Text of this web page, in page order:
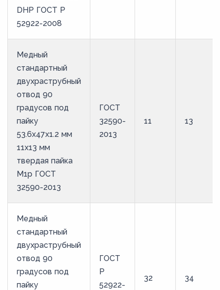
DHP ГОСТ Р
52922-2008
Медный
стандартный
двухраструбный
отвод 90
градусов под
пайку
53.6х47х1.2 мм
11х13 мм
твердая пайка
М1р ГОСТ
32590-2013
ГОСТ
32590-
2013
11 13
Медный
стандартный
двухраструбный
отвод 90
градусов под
пайку
ГОСТ
Р
52922-
32 34